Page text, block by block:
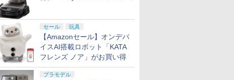
セール 玩具
【Amazonセール】オンデバ
イスAI搭載ロボット「KATA
フレンズ ノア」がお買い得
プラモデル